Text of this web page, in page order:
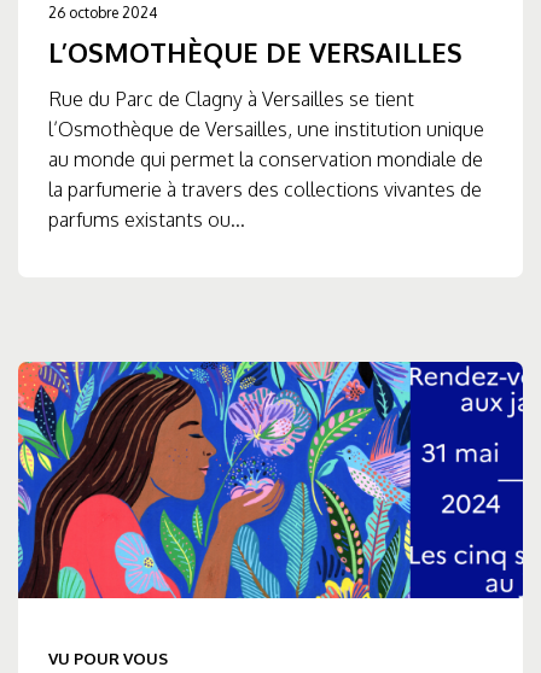
26 octobre 2024
L’OSMOTHÈQUE DE VERSAILLES
Rue du Parc de Clagny à Versailles se tient
l’Osmothèque de Versailles, une institution unique
au monde qui permet la conservation mondiale de
la parfumerie à travers des collections vivantes de
parfums existants ou...
VU POUR VOUS